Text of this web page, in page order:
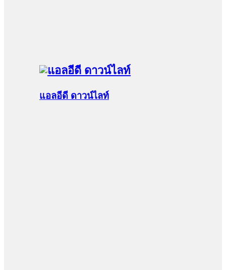
แอลอีดี ดาวน์ไลท์